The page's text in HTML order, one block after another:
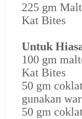
225 gm
Kat Bites
Untuk
100 gm
Kat Bites
50 gm
gunakan
50 gm